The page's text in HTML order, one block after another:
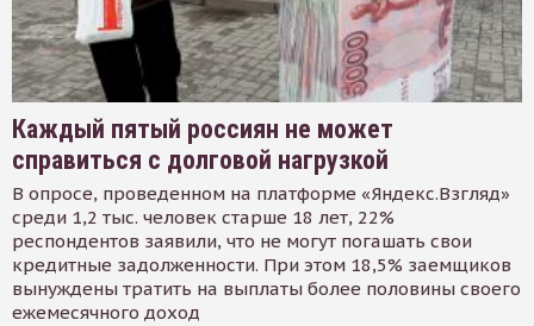
Каждый пятый россиян не может
справиться с долговой нагрузкой
В опросе, проведенном на платформе «Яндекс.Взгляд»
среди 1,2 тыс. человек старше 18 лет, 22%
респондентов заявили, что не могут погашать свои
кредитные задолженности. При этом 18,5% заемщиков
вынуждены тратить на выплаты более половины своего
ежемесячного доход